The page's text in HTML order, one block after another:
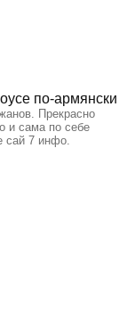
по-армянски
Прекрасно
и сама по себе
сай 7 инфо.